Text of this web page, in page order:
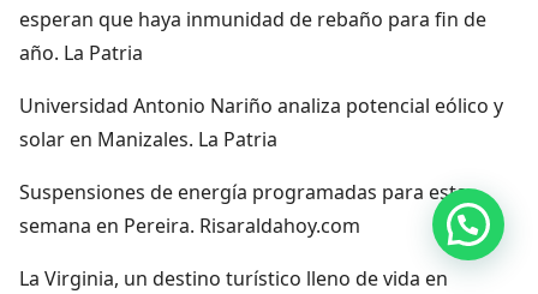
esperan que haya inmunidad de rebaño para fin de
año. La Patria
Universidad Antonio Nariño analiza potencial eólico y
solar en Manizales. La Patria
Suspensiones de energía programadas para esta
semana en Pereira. Risaraldahoy.com
La Virginia, un destino turístico lleno de vida en
Hola, por aquí puedes contactarnos